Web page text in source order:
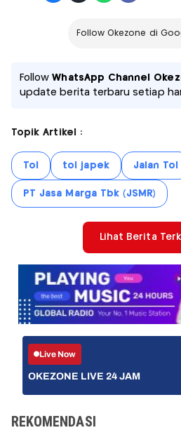
Follow Okezone di
FollowWhatsApp Channel
update berita terbaru setiap
Topik Artikel :
Tol tol japek Jalan Tol
PT Jasa Marga Tbk (JSMR)
Lihat Berita
Live Now
OKEZONE LIVE 24 JAM